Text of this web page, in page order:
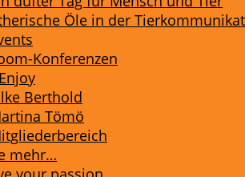
Öle in der
Konferenzen
Berthold
Tömö
mehr…